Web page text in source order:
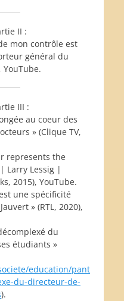
II :
mon contrôle est
général du
YouTube.
III :
au coeur des
» (Clique TV,
represents the
Larry Lessig |
2015), YouTube.
une spécificité
» (RTL, 2020),
du
étudiants »
education/pant
du-directeur-de-
).